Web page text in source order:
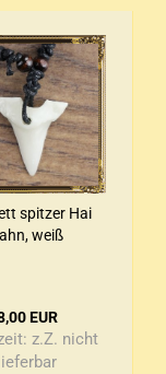
spit­zer Hai
weiß
EUR
z.Z. nicht
lieferbar